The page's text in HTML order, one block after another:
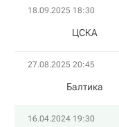
18.09.2025 18:30
ЦСКА
27.08.2025 20:45
Балтика
16.04.2024 19:30